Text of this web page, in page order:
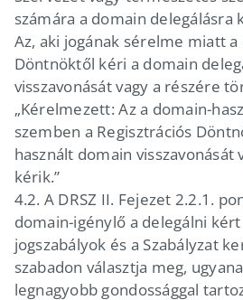
számára a domain delegálásra
Az, aki jogának sérelme miatt a
Döntnöktől kéri a domain
visszavonását vagy a részére
„Kérelmezett: Az a domain-
szemben a Regisztrációs
használt domain visszavonását
kérik.”
4.2. A DRSZ II. Fejezet 2.2.1.
domain-igénylő a delegálni
jogszabályok és a Szabályzat
szabadon választja meg,
legnagyobb gondossággal